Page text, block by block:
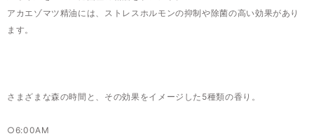
アカエゾマツ精油には、ストレスホルモンの抑制や除菌の高い効果があり
ます。
さまざまな森の時間と、その効果をイメージした5種類の香り。
○6:00AM